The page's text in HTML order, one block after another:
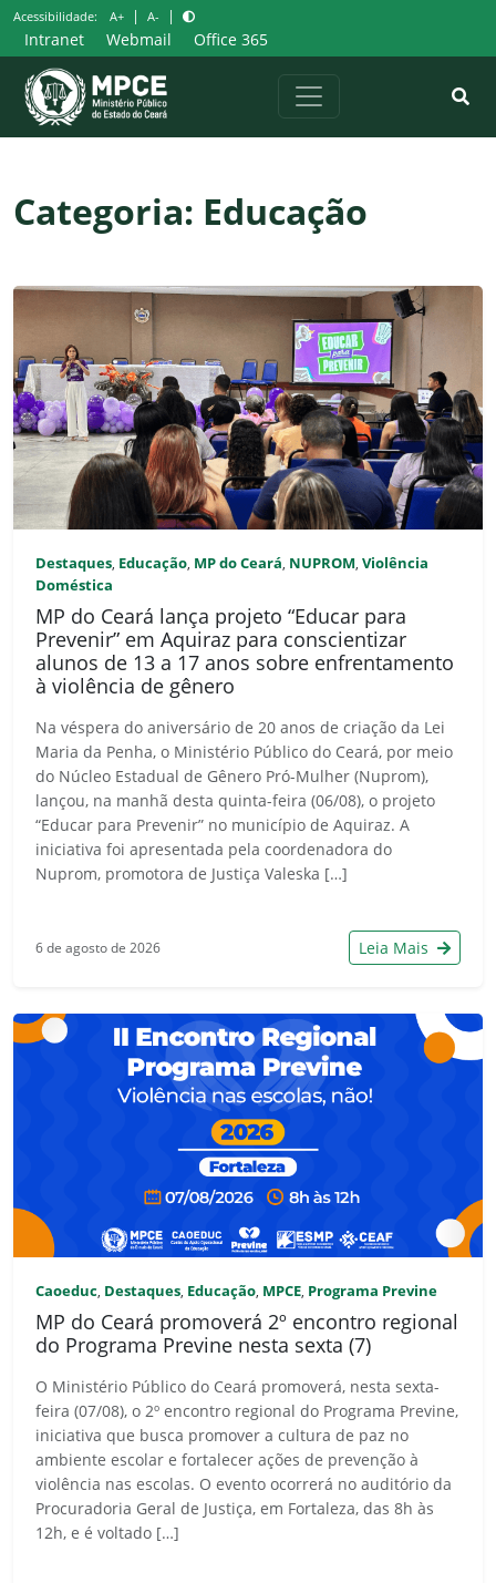
Pular
para
o
conteúdo
Acessibilidade: A+ | A- |
Intranet Webmail Office 365
Categoria: Educação
Destaques, Educação, MP do Ceará, NUPROM, Violência
Doméstica
MP do Ceará lança projeto “Educar para
Prevenir” em Aquiraz para conscientizar
alunos de 13 a 17 anos sobre enfrentamento
à violência de gênero
Na véspera do aniversário de 20 anos de criação da Lei
Maria da Penha, o Ministério Público do Ceará, por meio
do Núcleo Estadual de Gênero Pró-Mulher (Nuprom),
lançou, na manhã desta quinta-feira (06/08), o projeto
“Educar para Prevenir” no município de Aquiraz. A
iniciativa foi apresentada pela coordenadora do
Nuprom, promotora de Justiça Valeska […]
6 de agosto de 2026 Leia Mais
Caoeduc, Destaques, Educação, MPCE, Programa Previne
MP do Ceará promoverá 2º encontro regional
do Programa Previne nesta sexta (7)
O Ministério Público do Ceará promoverá, nesta sexta-
feira (07/08), o 2º encontro regional do Programa Previne,
iniciativa que busca promover a cultura de paz no
ambiente escolar e fortalecer ações de prevenção à
violência nas escolas. O evento ocorrerá no auditório da
Procuradoria Geral de Justiça, em Fortaleza, das 8h às
12h, e é voltado […]